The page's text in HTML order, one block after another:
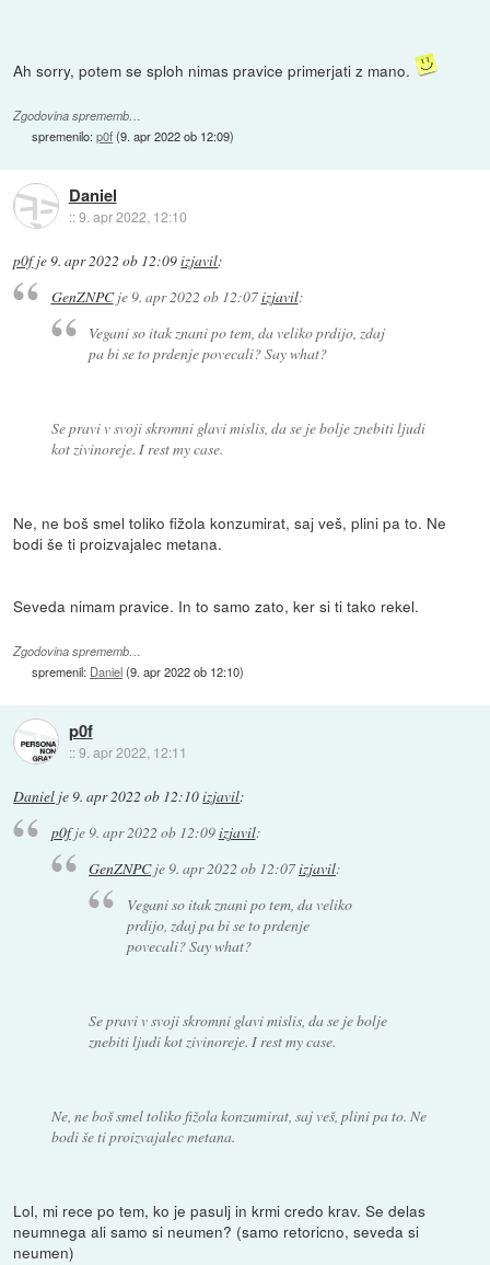
Ah sorry, potem se sploh nimas pravice primerjati z mano.
Zgodovina sprememb…
spremenilo:p0f(9. apr 2022 ob 12:09)
Daniel
::9. apr 2022, 12:10
p0fje 9. apr 2022 ob 12:09izjavil:
GenZNPCje9. apr 2022 ob 12:07izjavil:
Vegani so itak znani po tem, da veliko prdijo, zdaj
pa bi se to prdenje povecali? Say what?
Se pravi v svoji skromni glavi mislis, da se je bolje znebiti ljudi
kot zivinoreje. I rest my case.
Ne, ne boš smel toliko fižola konzumirat, saj veš, plini pa to. Ne
bodi še ti proizvajalec metana.
Seveda nimam pravice. In to samo zato, ker si ti tako rekel.
Zgodovina sprememb…
spremenil: Daniel(9. apr 2022 ob 12:10)
p0f
::9. apr 2022, 12:11
Daniel je9. apr 2022 ob 12:10izjavil:
p0fje9. apr 2022 ob 12:09izjavil:
GenZNPCje9. apr 2022 ob 12:07izjavil:
Vegani so itak znani po tem, da veliko
prdijo, zdaj pa bi se to prdenje
povecali? Say what?
Se pravi v svoji skromni glavi mislis, da se je bolje
znebiti ljudi kot zivinoreje. I rest my case.
Ne, ne boš smel toliko fižola konzumirat, saj veš, plini pa to. Ne
bodi še ti proizvajalec metana.
Lol, mi rece po tem, ko je pasulj in krmi credo krav. Se delas
neumnega ali samo si neumen? (samo retoricno, seveda si
neumen)